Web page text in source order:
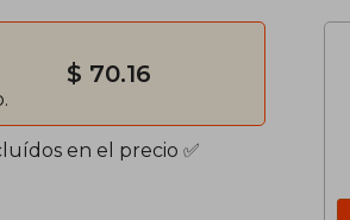
$ 70.16
en el precio ✅